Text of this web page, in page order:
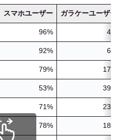
スマホユーザー ガラケーユーザー
96% 4%
92% 6%
79% 17%
53% 39%
71% 23%
78% 18%